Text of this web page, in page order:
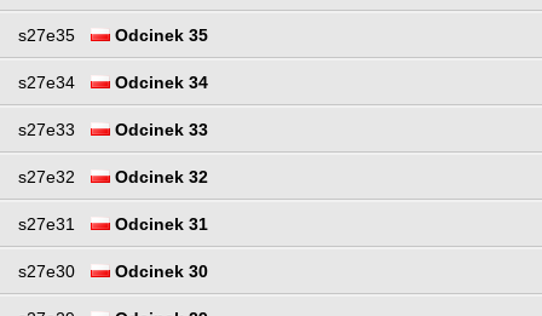
s27e35 Odcinek 35
s27e34 Odcinek 34
s27e33 Odcinek 33
s27e32 Odcinek 32
s27e31 Odcinek 31
s27e30 Odcinek 30